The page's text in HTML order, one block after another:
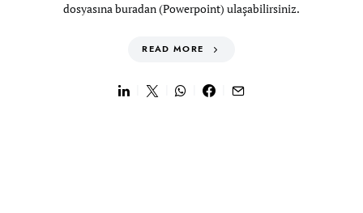
dosyasına buradan (Powerpoint) ulaşabilirsiniz.
READ MORE